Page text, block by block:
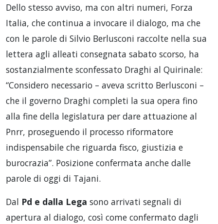
Dello stesso avviso, ma con altri numeri, Forza
Italia, che continua a invocare il dialogo, ma che
con le parole di Silvio Berlusconi raccolte nella sua
lettera agli alleati consegnata sabato scorso, ha
sostanzialmente sconfessato Draghi al Quirinale:
“Considero necessario – aveva scritto Berlusconi –
che il governo Draghi completi la sua opera fino
alla fine della legislatura per dare attuazione al
Pnrr, proseguendo il processo riformatore
indispensabile che riguarda fisco, giustizia e
burocrazia”. Posizione confermata anche dalle
parole di oggi di Tajani.
Dal Pd e dalla Lega sono arrivati segnali di
apertura al dialogo, così come confermato dagli